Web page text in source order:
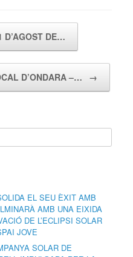
D’AGOST DE…
D’ONDARA –… →
EL SEU ÈXIT AMB
AMB UNA EIXIDA
DE L’ECLIPSI SOLAR
JOVE
SOLAR DE